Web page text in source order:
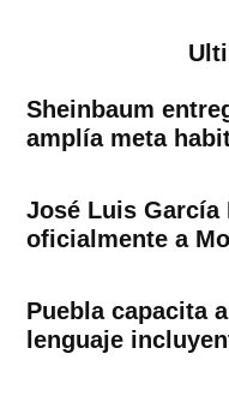
Sheinbaum
amplía meta
José Luis García
oficialmente a
Puebla capacita
lenguaje